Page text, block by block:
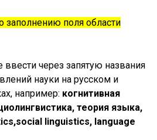
заполнению поля области
через запятую названия
науки на русском и
например: когнитивная
теория языка,
linguistics, language